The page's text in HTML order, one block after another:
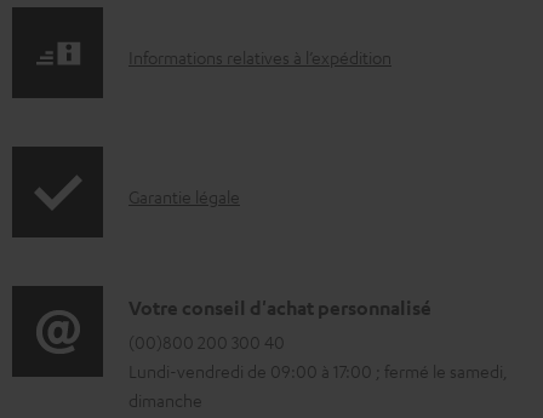
c
r
g
e
a
p
d
t
.
s
u
I
r
t
i
o
Informations relatives à l’expédition
I
o
r
m
Garantie légale
D
é
t
Votre conseil d'achat personnalisé
(00)800 200 300 40
Lundi-vendredi de 09:00 à 17:00 ; fermé le samedi,
dimanche